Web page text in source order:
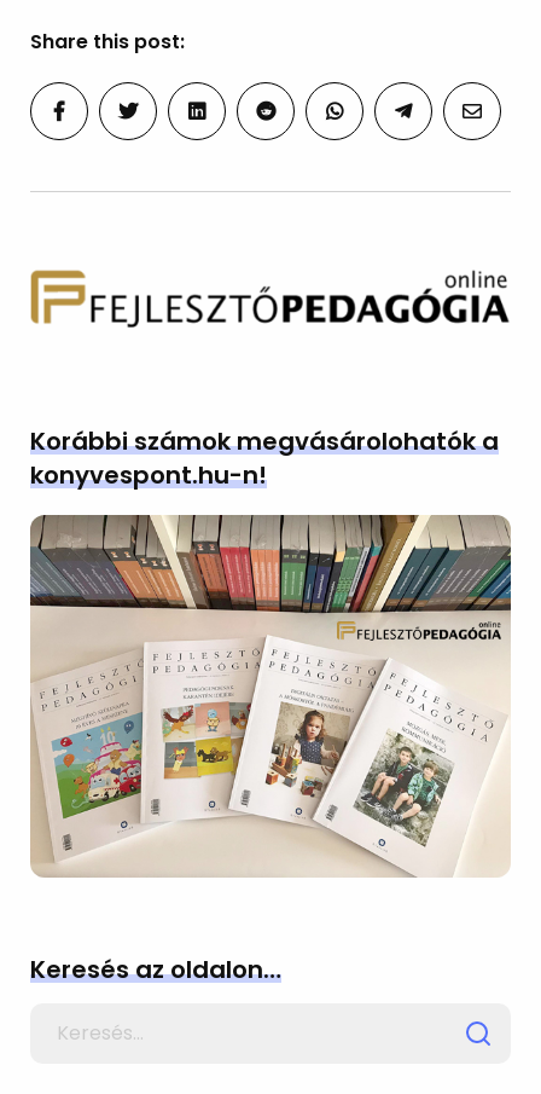
Share this post:
Korábbi számok megvásárolohatók a
konyvespont.hu-n!
Keresés az oldalon…